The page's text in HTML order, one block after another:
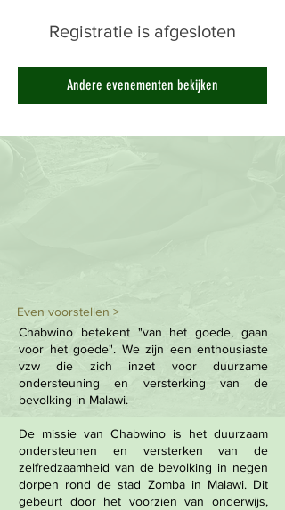
Registratie is afgesloten
Andere evenementen bekijken
Even voorstellen >
Chabwino betekent "van het goede, gaan
voor het goede". We zijn een enthousiaste
vzw die zich inzet voor duurzame
ondersteuning en versterking van de
bevolking in Malawi.
De missie van Chabwino is het duurzaam
ondersteunen en versterken van de
zelfredzaamheid van de bevolking in negen
dorpen rond de stad Zomba in Malawi. Dit
gebeurt door het voorzien van onderwijs,